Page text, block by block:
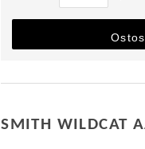
SMITH WILDCAT